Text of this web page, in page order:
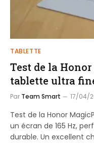
TABLETTE
Test de la
tablette ultra
Par Team Smart 17/04/
Test de la Honor
un écran de 165 Hz,
durable. Un excellent